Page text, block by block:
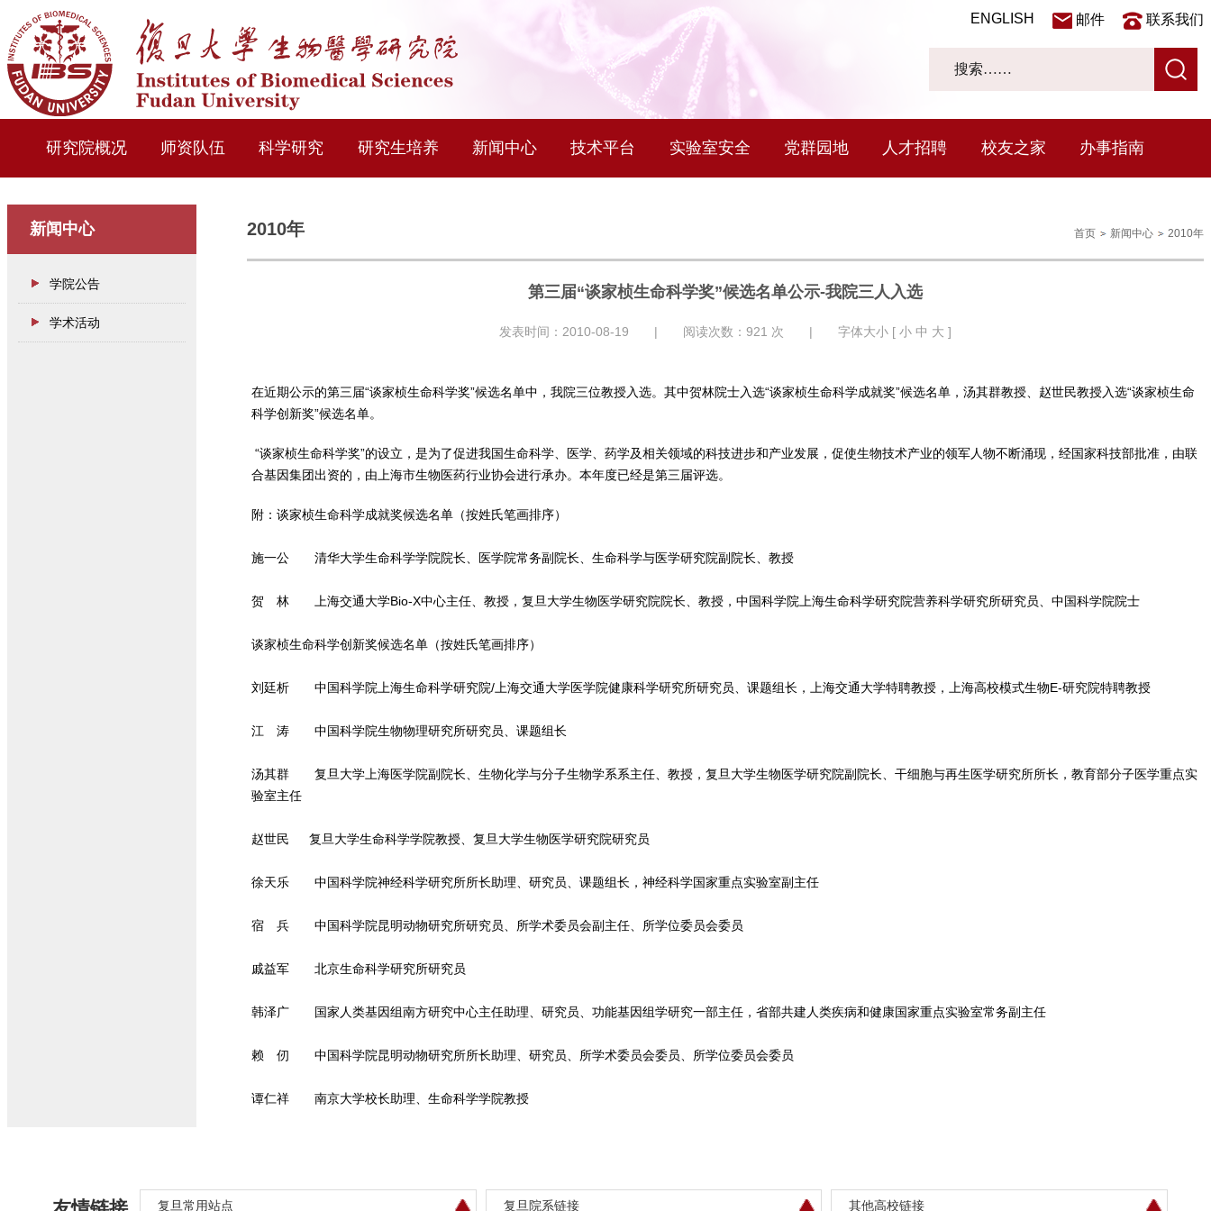
联系我们
邮件
ENGLISH
研究院概况 师资队伍 科学研究 研究生培养 新闻中心 技术平台 实验室安全 党群园地 人才招聘 校友之家 办事指南
新闻中心
学院公告
学术活动
2010年 首页 新闻中心 2010年
第三届“谈家桢生命科学奖”候选名单公示-我院三人入选
发表时间：2010-08-19 | 阅读次数： 921 次 | 字体大小 [ 小 中 大 ]
在近期公示的第三届“谈家桢生命科学奖”候选名单中，我院三位教授入选。其中贺林院士入选“谈家桢生命科学成就奖”候选名单，汤其群教授、赵世民教授入选“谈家桢生命
科学创新奖”候选名单。
“谈家桢生命科学奖”的设立，是为了促进我国生命科学、医学、药学及相关领域的科技进步和产业发展，促使生物技术产业的领军人物不断涌现，经国家科技部批准，由联
合基因集团出资的，由上海市生物医药行业协会进行承办。本年度已经是第三届评选。
附：谈家桢生命科学成就奖候选名单（按姓氏笔画排序）
施一公 清华大学生命科学学院院长、医学院常务副院长、生命科学与医学研究院副院长、教授
贺 林 上海交通大学Bio-X中心主任、教授，复旦大学生物医学研究院院长、教授，中国科学院上海生命科学研究院营养科学研究所研究员、中国科学院院士
谈家桢生命科学创新奖候选名单（按姓氏笔画排序）
刘廷析 中国科学院上海生命科学研究院/上海交通大学医学院健康科学研究所研究员、课题组长，上海交通大学特聘教授，上海高校模式生物E-研究院特聘教授
江 涛 中国科学院生物物理研究所研究员、课题组长
汤其群 复旦大学上海医学院副院长、生物化学与分子生物学系系主任、教授，复旦大学生物医学研究院副院长、干细胞与再生医学研究所所长，教育部分子医学重点实
验室主任
赵世民 复旦大学生命科学学院教授、复旦大学生物医学研究院研究员
徐天乐 中国科学院神经科学研究所所长助理、研究员、课题组长，神经科学国家重点实验室副主任
宿 兵 中国科学院昆明动物研究所研究员、所学术委员会副主任、所学位委员会委员
戚益军 北京生命科学研究所研究员
韩泽广 国家人类基因组南方研究中心主任助理、研究员、功能基因组学研究一部主任，省部共建人类疾病和健康国家重点实验室常务副主任
赖 仞 中国科学院昆明动物研究所所长助理、研究员、所学术委员会委员、所学位委员会委员
谭仁祥 南京大学校长助理、生命科学学院教授
复旦常用站点 复旦院系链接 其他高校链接